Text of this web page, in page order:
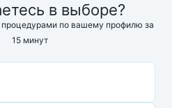
в выборе?
по вашему профилю за
15 минут